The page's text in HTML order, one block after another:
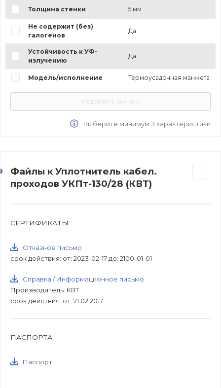
Толщина стенки 5 мм
Не содержит (без)
галогенов
Да
Устойчивость к УФ-
излучению
Да
Модель/исполнение Термоусадочная манжета
Выберите минимум 3 характеристики
Файлы к Уплотнитель кабел.
проходов УКПт-130/28 (КВТ)
СЕРТИФИКАТЫ
Отказное письмо
срок действия: от: 2023-02-17 до: 2100-01-01
Справка / Информационное письмо
Производитель: КВТ
срок действия: от: 21.02.2017
ПАСПОРТА
Паспорт